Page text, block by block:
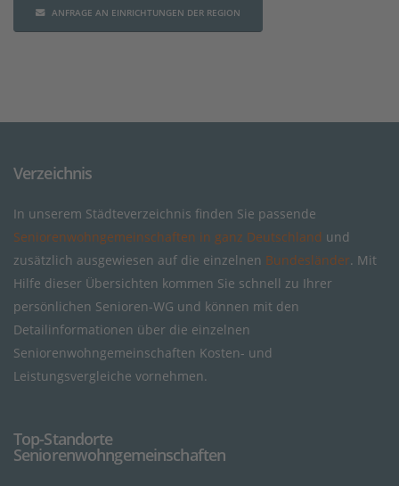
ANFRAGE AN EINRICHTUNGEN DER REGION
Verzeichnis
In unserem Städteverzeichnis finden Sie passende
Seniorenwohngemeinschaften in ganz Deutschland und
zusätzlich ausgewiesen auf die einzelnen Bundesländer. Mit
Hilfe dieser Übersichten kommen Sie schnell zu Ihrer
persönlichen Senioren-WG und können mit den
Detailinformationen über die einzelnen
Seniorenwohngemeinschaften Kosten- und
Leistungsvergleiche vornehmen.
Top-Standorte
Seniorenwohngemeinschaften